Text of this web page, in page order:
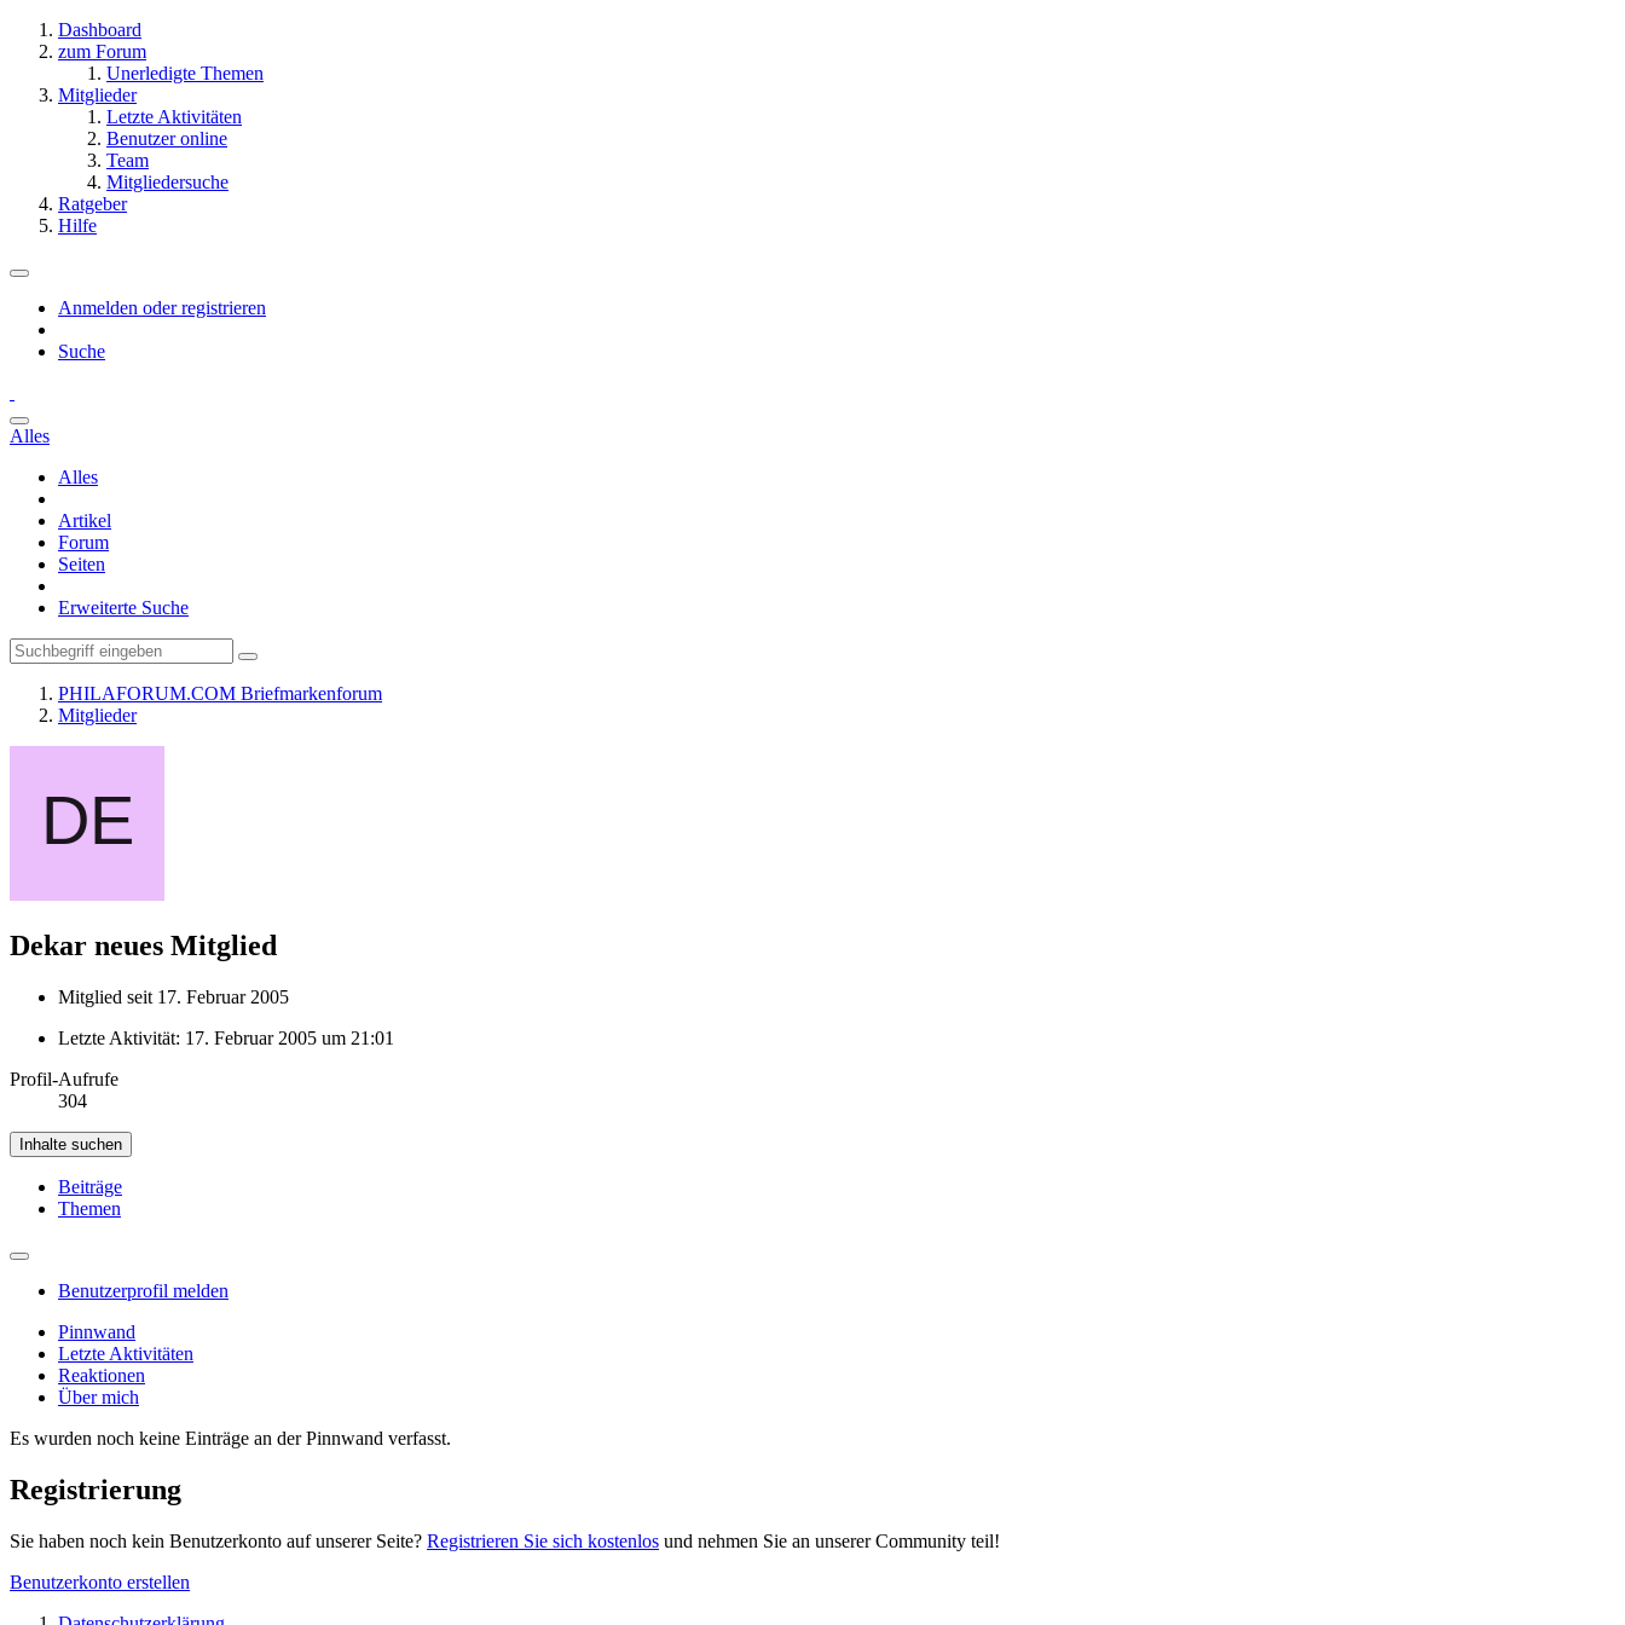
Dashboard
zum Forum
Unerledigte Themen
Mitglieder
Letzte Aktivitäten
Benutzer online
Team
Mitgliedersuche
Ratgeber
Hilfe
Anmelden oder registrieren
Suche
Alles
Alles
Artikel
Forum
Seiten
Erweiterte Suche
PHILAFORUM.COM Briefmarkenforum
Mitglieder
Dekar neues Mitglied
Mitglied seit 17. Februar 2005
Letzte Aktivität: 17. Februar 2005 um 21:01
Profil-Aufrufe
304
Inhalte suchen
Beiträge
Themen
Benutzerprofil melden
Pinnwand
Letzte Aktivitäten
Reaktionen
Über mich
Es wurden noch keine Einträge an der Pinnwand verfasst.
Registrierung
Sie haben noch kein Benutzerkonto auf unserer Seite? Registrieren Sie sich kostenlos und nehmen Sie an unserer Community teil!
Benutzerkonto erstellen